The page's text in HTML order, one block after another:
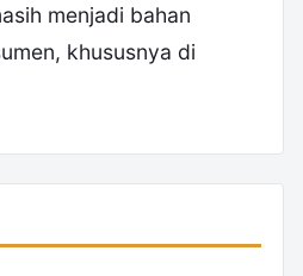
menjadi bahan
khususnya di